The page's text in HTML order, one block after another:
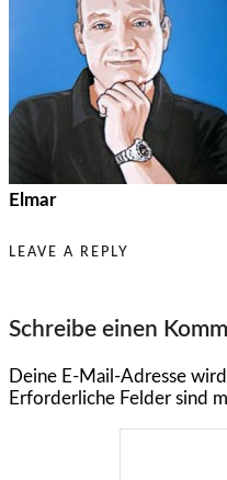
Elmar
LEAVE A REPLY
Schreibe einen
Deine E-Mail-Adresse
Erforderliche Felder sind